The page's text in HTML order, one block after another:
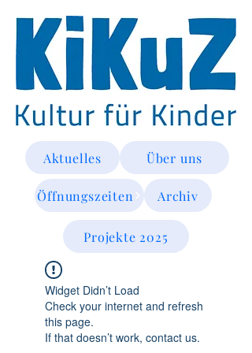
Archiv
Über uns
Aktuelles
Öffnungszeiten
Projekte 2025
Widget Didn’t Load
Check your internet and refresh
this page.
If that doesn’t work, contact us.